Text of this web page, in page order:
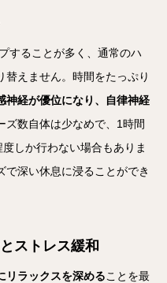
することが多く、通常のハ
替えません。時間をたっぷり
神経が優位になり、自律神経
ズ数自体は少なめで、1時間
しか行わない場合もありま
深い休息に浸ることができ
ストレス緩和
リラックスを深めることを最